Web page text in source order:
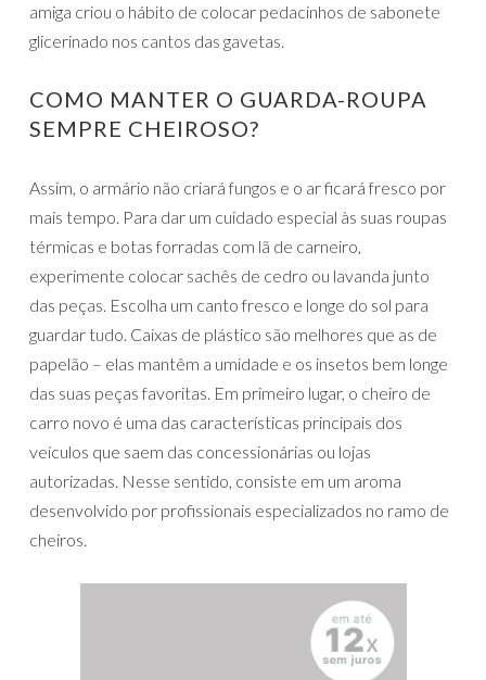
amiga criou o hábito de colocar pedacinhos de sabonete
glicerinado nos cantos das gavetas.
COMO MANTER O GUARDA-ROUPA
SEMPRE CHEIROSO?
Assim, o armário não criará fungos e o ar ficará fresco por
mais tempo. Para dar um cuidado especial às suas roupas
térmicas e botas forradas com lã de carneiro,
experimente colocar sachês de cedro ou lavanda junto
das peças. Escolha um canto fresco e longe do sol para
guardar tudo. Caixas de plástico são melhores que as de
papelão – elas mantêm a umidade e os insetos bem longe
das suas peças favoritas. Em primeiro lugar, o cheiro de
carro novo é uma das características principais dos
veículos que saem das concessionárias ou lojas
autorizadas. Nesse sentido, consiste em um aroma
desenvolvido por profissionais especializados no ramo de
cheiros.